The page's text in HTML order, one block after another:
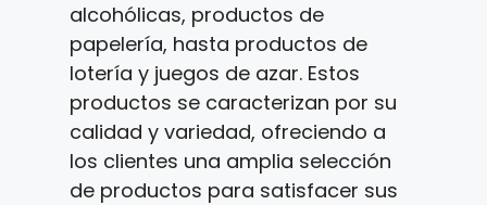
alcohólicas, productos de
papelería, hasta productos de
lotería y juegos de azar. Estos
productos se caracterizan por su
calidad y variedad, ofreciendo a
los clientes una amplia selección
de productos para satisfacer sus